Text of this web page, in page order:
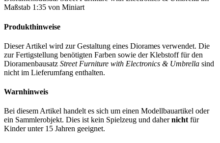
Maßstab 1:35 von Miniart
Produkthinweise
Dieser Artikel wird zur Gestaltung eines Diorames verwendet. Die
zur Fertigstellung benötigten Farben sowie der Klebstoff für den
Dioramenbausatz Street Furniture with Electronics & Umbrella sind
nicht im Lieferumfang enthalten.
Warnhinweis
Bei diesem Artikel handelt es sich um einen Modellbauartikel oder
ein Sammlerobjekt. Dies ist kein Spielzeug und dahernicht für
Kinder unter 15 Jahren geeignet.